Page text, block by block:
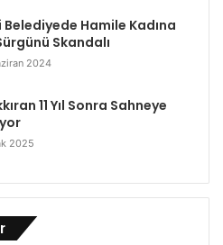
Belediyede Hamile Kadına
Skandalı
2024
11 Yıl Sonra Sahneye
2025